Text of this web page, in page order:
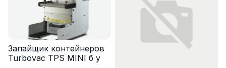
Запайщик контейнеров
Turbovac TPS MINI б у